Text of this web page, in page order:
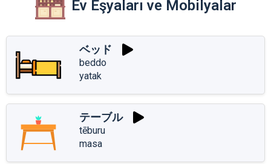
Ev Eşyaları ve Mobilyalar
ベッド
beddo
yatak
テーブル
tēburu
masa